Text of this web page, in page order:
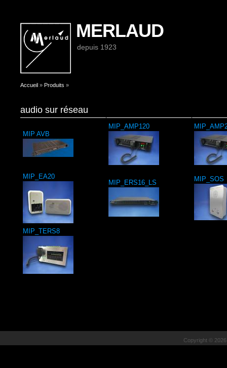
MERLAUD
depuis 1923
Vous êtes ici
Accueil » Produits »
audio sur réseau
MIP AVB
MIP_AMP120
MIP_EA20
MIP_ERS16_LS
MIP_SOS
MIP_TERS8
Copyright ©